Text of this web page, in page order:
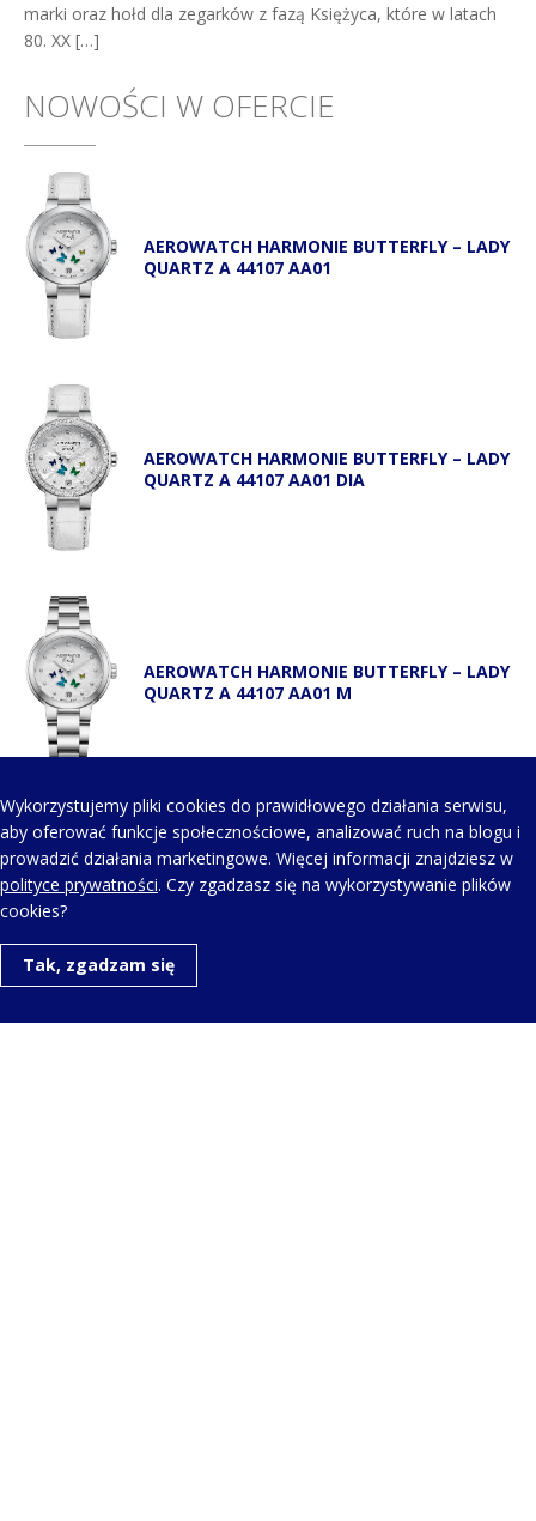
marki oraz hołd dla zegarków z fazą Księżyca, które w latach
80. XX […]
NOWOŚCI W OFERCIE
AEROWATCH HARMONIE BUTTERFLY – LADY
QUARTZ A 44107 AA01
AEROWATCH HARMONIE BUTTERFLY – LADY
QUARTZ A 44107 AA01 DIA
AEROWATCH HARMONIE BUTTERFLY – LADY
QUARTZ A 44107 AA01 M
AEROWATCH HARMONIE BUTTERFLY – LADY
Wykorzystujemy pliki cookies do prawidłowego działania serwisu,
aby oferować funkcje społecznościowe, analizować ruch na blogu i
prowadzić działania marketingowe. Więcej informacji znajdziesz w
polityce prywatności. Czy zgadzasz się na wykorzystywanie plików
cookies?
Tak, zgadzam się